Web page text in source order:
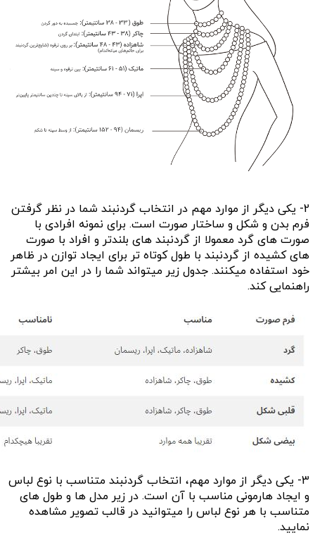
2- یکی دیگر از موارد مهم در انتخاب گردنبند شما در نظر گرفتن
فرم بدن و شکل و ساختار صورت است. برای نمونه افرادی با
صورت های گرد معمولا از گردنبند های بلندتر و افراد با صورت
های کشیده از گردنبند با طول کوتاه تر برای ایجاد توازن در ظاهر
خود استفاده میکنند. جدول زیر میتواند شما را در این امر بیشتر
راهنمایی کند.
3- یکی دیگر از موارد مهم، انتخاب گردنبند متناسب با نوع لباس
و ایجاد هارمونی مناسب با آن است. در زیر مدل ها و طول های
متناسب با هر نوع لباس را میتوانید در قالب تصویر مشاهده
نمایید.